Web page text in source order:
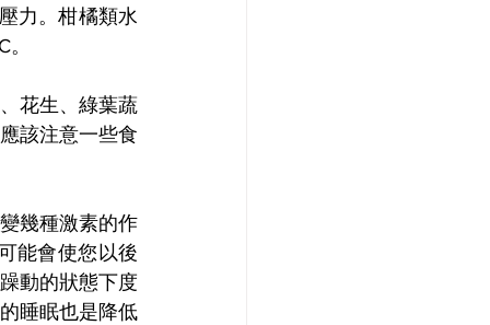
力。柑橘類水
花生、綠葉蔬
該注意一些食
幾種激素的作
能會使您以後
動的狀態下度
睡眠也是降低